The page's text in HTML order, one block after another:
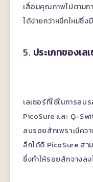
เสื่อมคุณภาพไปตามกา
ได้ง่ายกว่าหมึกใหม่ซึ่ง
5. ประเภทของเล
เลเซอร์ที่ใช้ในการล
PicoSure และ Q-
ลบรอยสักเพราะมีคว
ลึกได้ดี PicoSure สา
ซึ่งทำให้รอยสักจางลง